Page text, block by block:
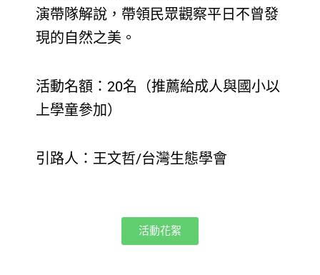
演帶隊解說，帶領民眾觀察平日不曾發
現的自然之美。
活動名額：20名（推薦給成人與國小以
上學童參加）
引路人：王文哲/台灣生態學會
活動花絮